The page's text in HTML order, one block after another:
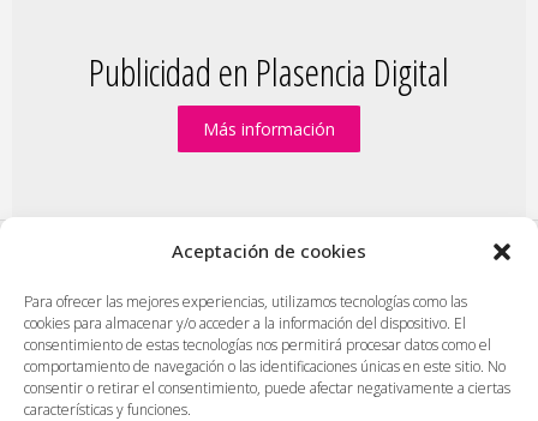
Aceptación de cookies
Para ofrecer las mejores experiencias, utilizamos tecnologías como las
cookies para almacenar y/o acceder a la información del dispositivo. El
consentimiento de estas tecnologías nos permitirá procesar datos como el
comportamiento de navegación o las identificaciones únicas en este sitio. No
consentir o retirar el consentimiento, puede afectar negativamente a ciertas
características y funciones.
Publicidad en Plasencia Digital
Más información
PlasenciaDigital.com | Formulario de contacto
Publicidad en Plasencia Digital
|
Política de cookies (UE)
| Protección de datos
|
Aviso legal
| Diseño web en Plasencia